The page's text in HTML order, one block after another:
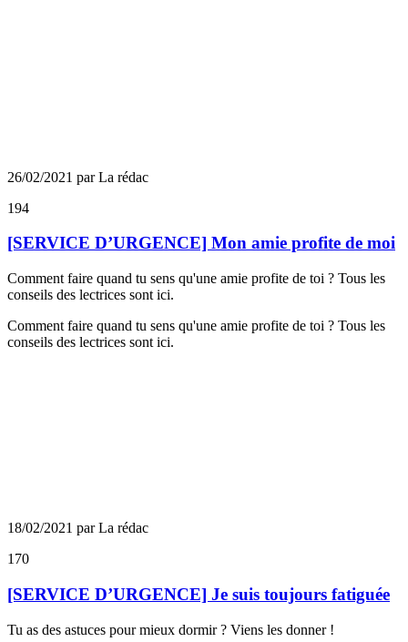
26/02/2021 par La rédac
194
[SERVICE D’URGENCE] Mon amie profite de moi
Comment faire quand tu sens qu'une amie profite de toi ? Tous les
conseils des lectrices sont ici.
Comment faire quand tu sens qu'une amie profite de toi ? Tous les
conseils des lectrices sont ici.
18/02/2021 par La rédac
170
[SERVICE D’URGENCE] Je suis toujours fatiguée
Tu as des astuces pour mieux dormir ? Viens les donner !